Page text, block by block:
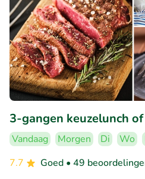
3-gangen keuzelunch
Vandaag Morgen Di Wo
7.7
Goed • 49